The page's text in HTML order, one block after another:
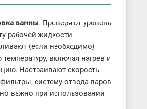
ванны. Проверяют уровень
рабочей жидкости.
(если необходимо)
температуру, включая нагрев и
Настраивают скорость
систему отвода паров
важно при использовании